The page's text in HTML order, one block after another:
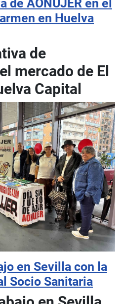
de AONUJER en el
en Huelva
de
mercado de El
Capital
en Sevilla con la
Socio Sanitaria